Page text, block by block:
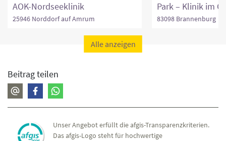
AOK-Nordseeklinik
25946 Norddorf auf Amrum 83098 Brannenburg
Alle anzeigen
Beitrag teilen
Unser Angebot erfüllt die afgis-Transparenzkriterien.
Das afgis-Logo steht für hochwertige